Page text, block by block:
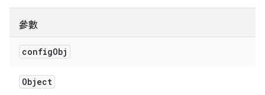
參數
configObj
Object